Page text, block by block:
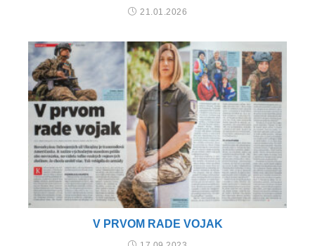
21.01.2026
V PRVOM RADE VOJAK